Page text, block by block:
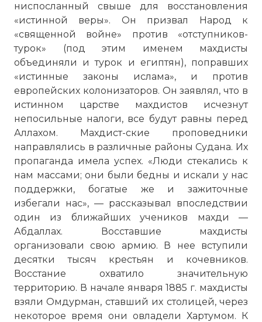
ниспосланный свы­ше для восстановления
«истинной веры». Он призвал Народ к
«священной войне» против «отступников-
турок» (под этим име­нем махдисты
объединяли и турок и египтян), поправших
«истинные законы ислама», и против
европейских колонизато­ров. Он заявлял, что в
истинном царстве махдистов исчезнут
непосильные налоги, все будут равны перед
Аллахом. Махдист-ские проповедники
направлялись в различные районы Судана. Их
пропаганда имела успех. «Люди стекались к
нам массами; они были бедны и искали у нас
поддержки, богатые же и за­житочные
избегали нас», — рассказывал впоследствии
один из ближайших учеников махди —
Абдаллах. Восставшие махдисты
организовали свою армию. В нее вступили
десятки тысяч крестьян и кочевников.
Восстание охва­тило значительную
территорию. В начале января 1885 г. мах­дисты
взяли Омдурман, ставший их столицей, через
некоторое время они овладели Хартумом. К